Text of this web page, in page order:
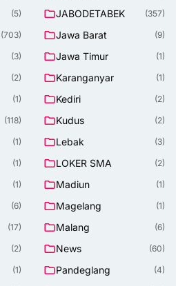
(5) JABODETABEK (357)
(703) Jawa Barat (9)
(3) Jawa Timur (1)
(2) Karanganyar (1)
(1) Kediri (2)
(118) Kudus (2)
(1) Lebak (3)
(1) LOKER SMA (2)
(1) Madiun (1)
(6) Magelang (1)
(17) Malang (6)
(2) News (60)
(1) Pandeglang (4)